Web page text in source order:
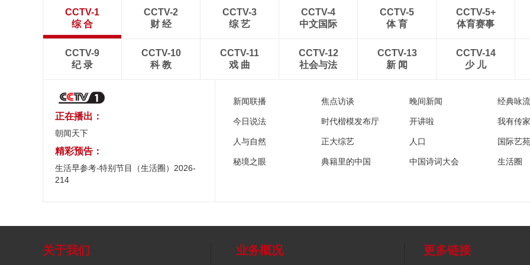
CCTV-1
综 合
CCTV-2
财 经
CCTV-3
综 艺
CCTV-4
中文国际
CCTV-5
体 育
CCTV-5+
体育赛事
CCTV-9
纪 录
CCTV-10
科 教
CCTV-11
戏 曲
CCTV-12
社会与法
CCTV-13
新 闻
CCTV-14
少 儿
正在播出：
朝闻天下
精彩预告：
生活早参考-特别节目（生活圈）2026-
214
新闻联播 焦点访谈 晚间新闻 经典咏
今日说法 时代楷模发布厅 开讲啦 我有传
人与自然 正大综艺 人口 国际艺苑
秘境之眼 典籍里的中国 中国诗词大会 生活圈
关于我们 业务概况 更多链接